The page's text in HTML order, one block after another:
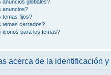
anuncios globales?
anuncios?
temas fijos?
temas cerrados?
iconos para los temas?
acerca de la identificación